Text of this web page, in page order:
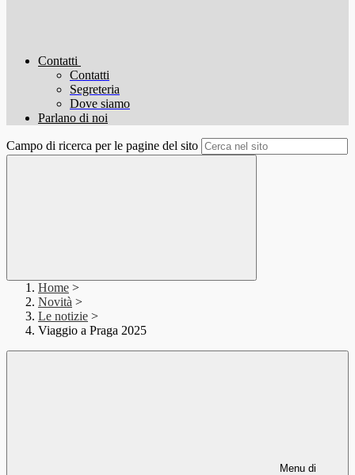
Contatti
Contatti
Segreteria
Dove siamo
Parlano di noi
Campo di ricerca per le pagine del sito
Home >
Novità >
Le notizie >
Viaggio a Praga 2025
Menu di